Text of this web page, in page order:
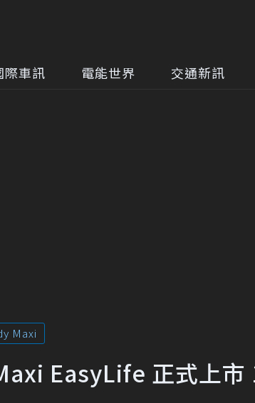
際車訊 電能世界 交通新訊
Maxi
EasyLife 正式上市